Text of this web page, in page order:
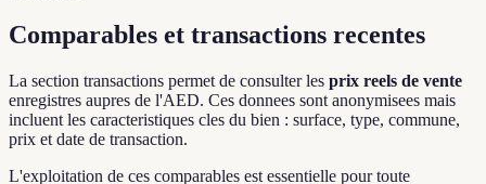
Comparables et transactions recentes
La section transactions permet de consulter les prix reels de vente
enregistres aupres de l'AED. Ces donnees sont anonymisees mais
incluent les caracteristiques cles du bien : surface, type, commune,
prix et date de transaction.
L'exploitation de ces comparables est essentielle pour toute